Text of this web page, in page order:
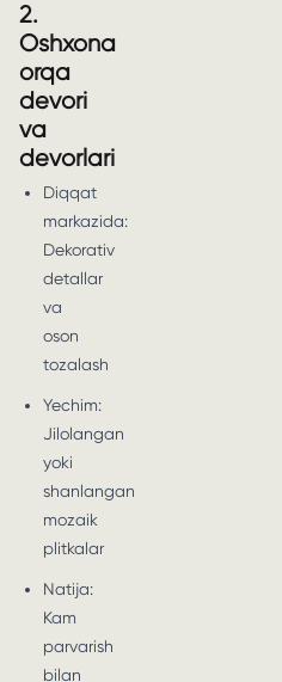
2.
Oshxona
orqa
devori
va
devorlari
Diqqat
markazida:
Dekorativ
detallar
va
oson
tozalash
Yechim:
Jilolangan
yoki
shanlangan
mozaik
plitkalar
Natija:
Kam
parvarish
bilan